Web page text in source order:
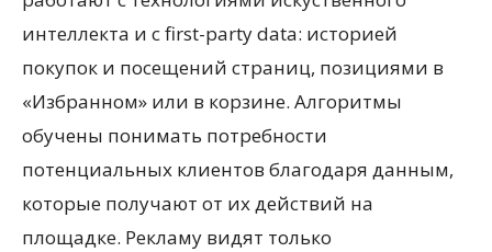
интеллекта и с first-party data: историей
покупок и посещений страниц, позициями в
«Избранном» или в корзине. Алгоритмы
обучены понимать потребности
потенциальных клиентов благодаря данным,
которые получают от их действий на
площадке. Рекламу видят только